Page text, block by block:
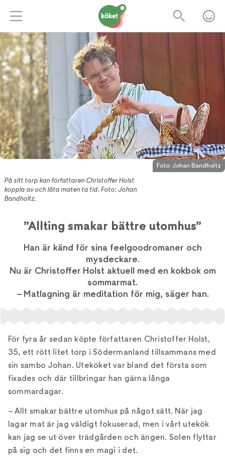
Foto: Johan Bandholtz
På sitt torp kan författaren Christoffer Holst
koppla av och låta maten ta tid. Foto: Johan
Bandholtz.
”Allting smakar bättre utomhus”
Han är känd för sina feelgoodromaner och
mysdeckare.
Nu är Christoffer Holst aktuell med en kokbok om
sommarmat.
– Matlagning är meditation för mig, säger han.
För fyra år sedan köpte författaren Christoffer Holst,
35, ett rött litet torp i Södermanland tillsammans med
sin sambo Johan. Uteköket var bland det första som
fixades och där tillbringar han gärna långa
sommardagar.
– Allt smakar bättre utomhus på något sätt. När jag
lagar mat är jag väldigt fokuserad, men i vårt utekök
kan jag se ut över trädgården och ängen. Solen flyttar
på sig och det finns en magi i det.